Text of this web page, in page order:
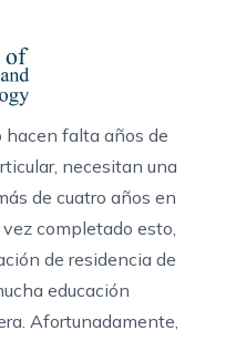
hacen falta años de
necesitan una
de cuatro años en
completado esto,
de residencia de
educación
Afortunadamente,